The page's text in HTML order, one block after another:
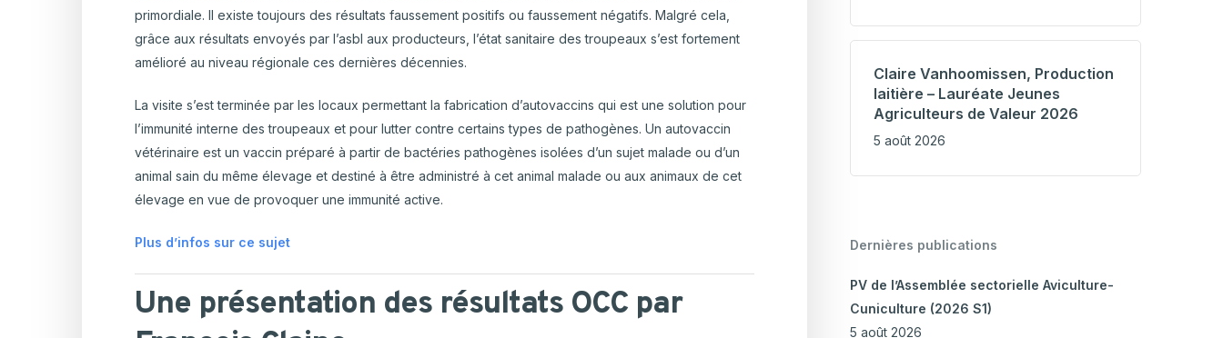
primordiale. Il existe toujours des résultats faussement positifs ou faussement négatifs. Malgré cela,
grâce aux résultats envoyés par l’asbl aux producteurs, l’état sanitaire des troupeaux s’est fortement
amélioré au niveau régionale ces dernières décennies.
La visite s’est terminée par les locaux permettant la fabrication d’autovaccins qui est une solution pour
l’immunité interne des troupeaux et pour lutter contre certains types de pathogènes. Un autovaccin
vétérinaire est un vaccin préparé à partir de bactéries pathogènes isolées d’un sujet malade ou d’un
animal sain du même élevage et destiné à être administré à cet animal malade ou aux animaux de cet
élevage en vue de provoquer une immunité active.
Plus d’infos sur ce sujet
Une présentation des résultats OCC par
Claire Vanhoomissen, Production
laitière – Lauréate Jeunes
Agriculteurs de Valeur 2026
5 août 2026
Dernières publications
PV de l’Assemblée sectorielle Aviculture-
Cuniculture (2026 S1)
5 août 2026